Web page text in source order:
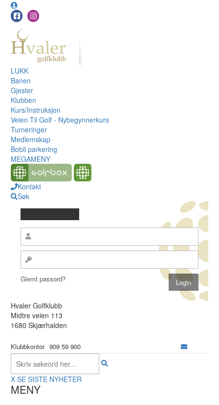
LUKK
Banen
Gjester
Klubben
Kurs/Instruksjon
Veien Til Golf - Nybegynnerkurs
Turneringer
Medlemskap
Bobil parkering
MEGAMENY
Kontakt
Søk
Glemt passord?
Hvaler Golfklubb
Midtre veien 113
1680 Skjærhalden
Klubbkontor 909 59 900
X SE SISTE NYHETER
MENY